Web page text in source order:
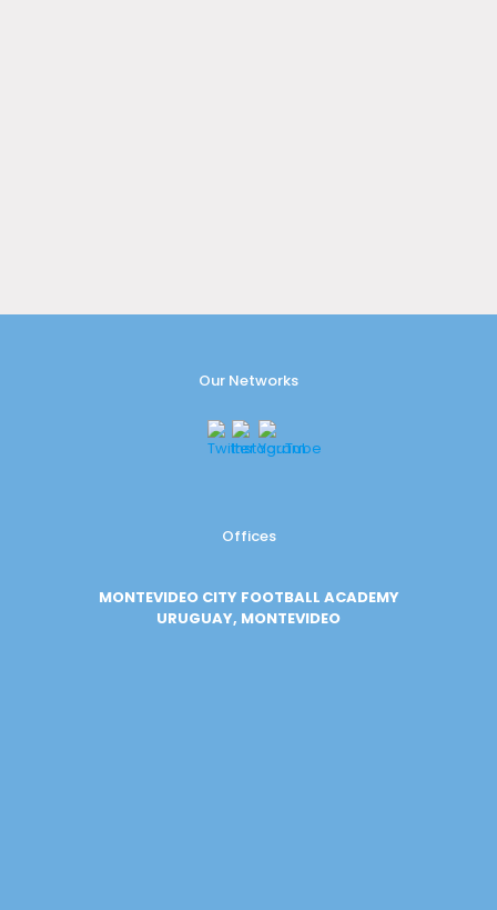
Our Networks
Offices
MONTEVIDEO CITY FOOTBALL ACADEMY
URUGUAY, MONTEVIDEO